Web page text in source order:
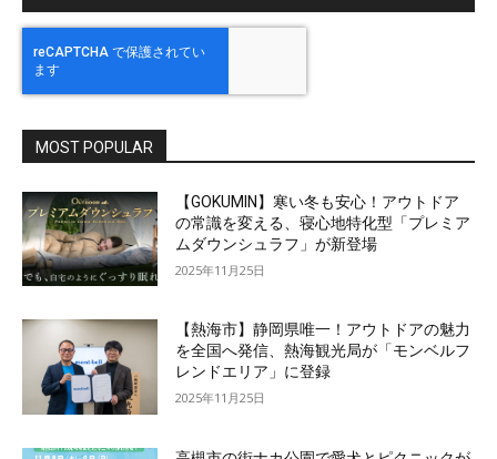
MOST POPULAR
【GOKUMIN】寒い冬も安心！アウトドア
の常識を変える、寝心地特化型「プレミア
ムダウンシュラフ」が新登場
2025年11月25日
【熱海市】静岡県唯一！アウトドアの魅力
を全国へ発信、熱海観光局が「モンベルフ
レンドエリア」に登録
2025年11月25日